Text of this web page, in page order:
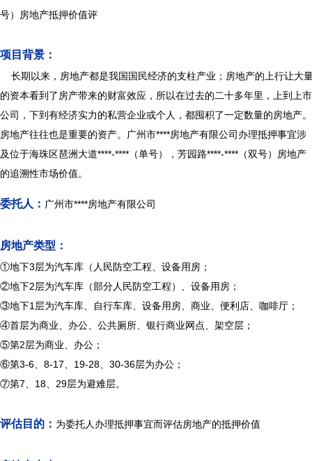
号）房地产抵押价值评
项目背景：
长期以来，房地产都是我国国民经济的支柱产业；房地产的上行让大
的资本看到了房产带来的财富效应，所以在过去的二十多年里，上到上市
公司，下到有经济实力的私营企业或个人，都囤积了一定数量的房地产。
房地产往往也是重要的资产。广州市****房地产有限公司办理抵押事宜涉
及位于海珠区琶洲大道****-****（单号），芳园路****-****（双号）房地产
的追溯性市场价值。
委托人： 广州市****房地产有限公司
房地产类型：
①地下3层为汽车库（人民防空工程、设备用房；
②地下2层为汽车库（部分人民防空工程）、设备用房；
③地下1层为汽车库、自行车库、设备用房、商业、便利店、咖啡厅；
④首层为商业、办公、公共厕所、银行商业网点、架空层；
⑤第2层为商业、办公；
⑥第3-6、8-17、19-28、30-36层为办公；
⑦第7、18、29层为避难层。
评估目的： 为委托人办理抵押事宜而评估房地产的抵押价值